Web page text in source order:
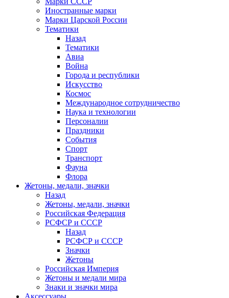
Иностранные марки
Марки Царской России
Тематики
Назад
Тематики
Авиа
Война
Города и республики
Искусство
Космос
Международное сотрудничество
Наука и технологии
Персоналии
Праздники
События
Спорт
Транспорт
Фауна
Флора
Жетоны, медали, значки
Назад
Жетоны, медали, значки
Российская Федерация
РСФСР и СССР
Назад
РСФСР и СССР
Значки
Жетоны
Российская Империя
Жетоны и медали мира
Знаки и значки мира
Аксессуары